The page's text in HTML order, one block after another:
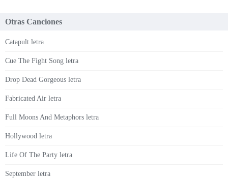
Otras Canciones
Catapult letra
Cue The Fight Song letra
Drop Dead Gorgeous letra
Fabricated Air letra
Full Moons And Metaphors letra
Hollywood letra
Life Of The Party letra
September letra